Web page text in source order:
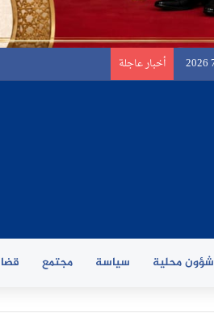
أخبار عاجلة
شؤون محلية سياسة مجتمع